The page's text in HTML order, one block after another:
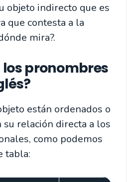
objeto indirecto que es
que contesta a la
mira?.
los pronombres
están ordenados o
su relación directa a los
como podemos
tabla: